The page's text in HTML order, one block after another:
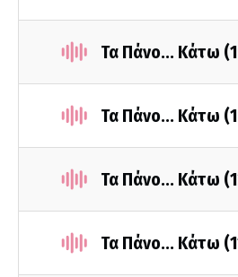
Τα Πάνο... Κάτω
Τα Πάνο... Κάτω
Τα Πάνο... Κάτω
Τα Πάνο... Κάτω